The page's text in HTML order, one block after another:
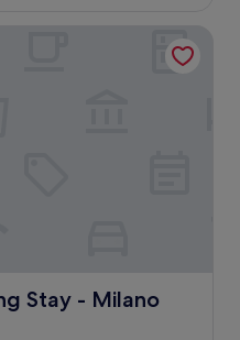
Stay - Milano
- Milano Niguarda &
Milano Niguarda & Bicocca